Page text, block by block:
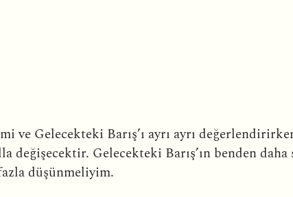
ve Gelecekteki Barış’ı ayrı ayrı
Gelecekteki Barış’ın benden daha
düşünmeliyim.